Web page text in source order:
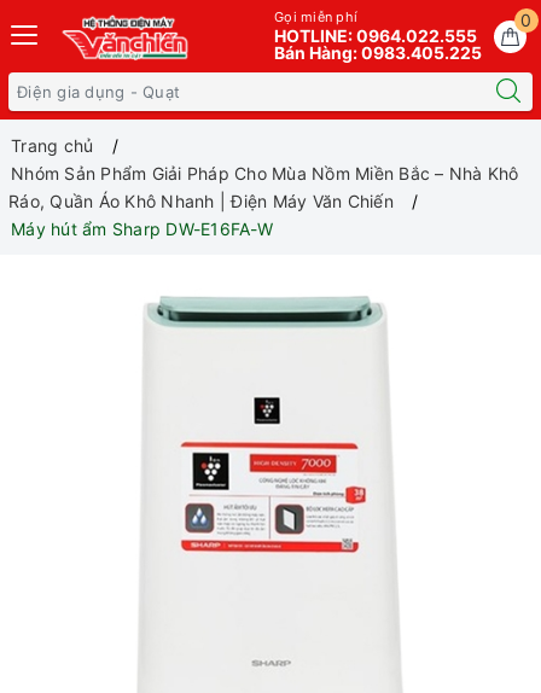
0
Gọi miễn phí
HOTLINE: 0964.022.555
Bán Hàng: 0983.405.225
Trang chủ
Nhóm Sản Phẩm Giải Pháp Cho Mùa Nồm Miền Bắc – Nhà Khô
Ráo, Quần Áo Khô Nhanh | Điện Máy Văn Chiến
Máy hút ẩm Sharp DW-E16FA-W